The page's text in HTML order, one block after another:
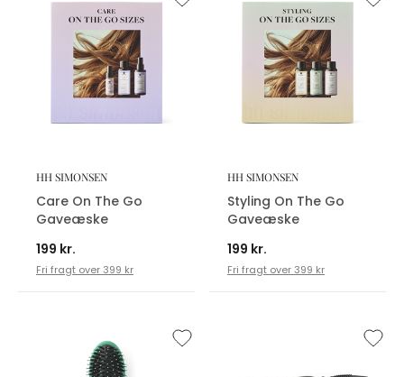
HH SIMONSEN
Care On The Go
Gaveæske
199 kr.
Fri fragt over 399 kr
HH SIMONSEN
Styling On The Go
Gaveæske
199 kr.
Fri fragt over 399 kr